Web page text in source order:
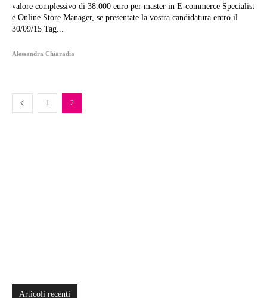
valore complessivo di 38.000 euro per master in E-commerce Specialist
e Online Store Manager, se presentate la vostra candidatura entro il
30/09/15 Tag...
Alessandra Chiaradia
1 2
Articoli recenti